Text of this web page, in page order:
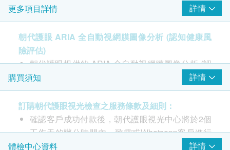
由註冊視光師主理
報告
更多項目詳情 詳情
朝代護眼 ARIA 全自動視網膜圖像分析 (認知健康風
險評估)
朝代護眼提供的 ARIA 全自動視網膜圖像分析 (認
知健康風險評估) 由香港中文大學研發，透過拍攝
左右眼各一張眼底視網膜相片，利用人工智能分析
系統，5-10分鐘內分析視網膜血管狀況，從而評估
整體腦血管狀態，推算出年齡性白質病變
(ARWMH)風險(老年痴呆症)。它能快速、可靠、
準確評估病人認知障礙症(老人癡呆症)風險高低，
購買須知 詳情
訂購朝代護眼視光檢查之服務條款及細則：
確認客戶成功付款後，朝代護眼視光中心將於2個
工作天的辦公時間內，致電或Whatsapp客戶進行
預約服務，客戶亦可以致電朝代護眼視光中心客戶
體檢中心資料
詳情